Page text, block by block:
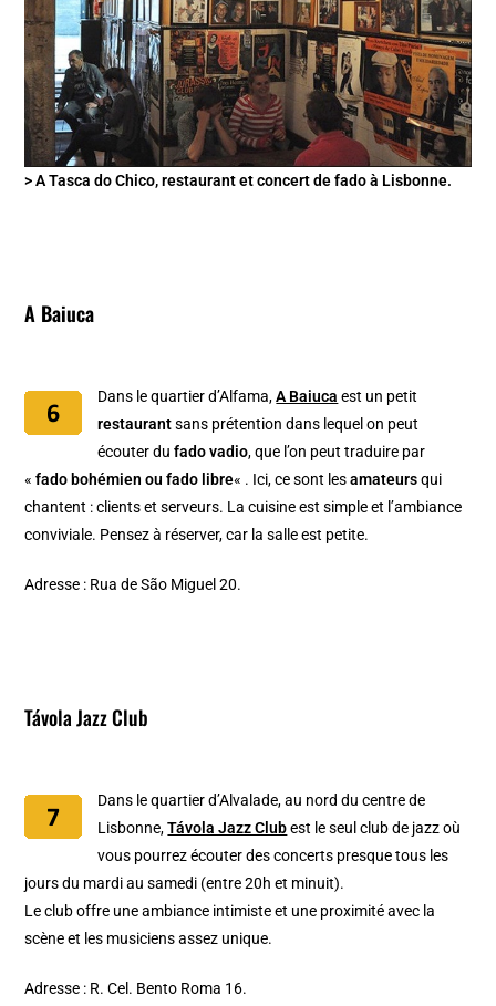
> A Tasca do Chico, restaurant et concert de fado à Lisbonne.
A Baiuca
Dans le quartier d’Alfama,A Baiuca est un petit
restaurantsans prétention dans lequel on peut
écouter dufado vadio, que l’on peut traduire par
«fado bohémien ou fado libre« . Ici, ce sont lesamateursqui
chantent : clients et serveurs. La cuisine est simple et l’ambiance
conviviale. Pensez à réserver, car la salle est petite.
Adresse : Rua de São Miguel 20.
Távola Jazz Club
Dans le quartier d’Alvalade, au nord du centre de
Lisbonne,Távola Jazz Clubest le seul club de jazz où
vous pourrez écouter des concerts presque tous les
jours du mardi au samedi (entre 20h et minuit).
Le club offre une ambiance intimiste et une proximité avec la
scène et les musiciens assez unique.
Adresse : R. Cel. Bento Roma 16.